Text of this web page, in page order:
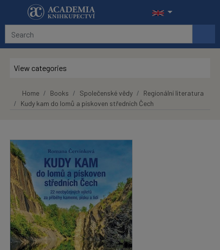
Skip to main content
View categories
Home Books Společenské vědy
Regionální literatura
Kudy kam do lomů a pískoven středních Čech